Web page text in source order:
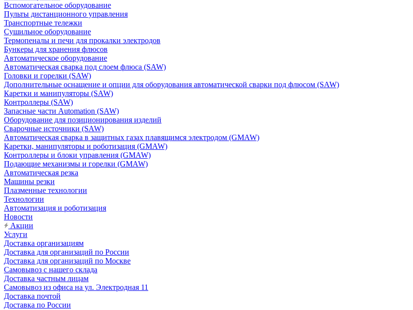
Вспомогательное оборудование
Пульты дистанционного управления
Транспортные тележки
Сушильное оборудование
Термопеналы и печи для прокалки электродов
Бункеры для хранения флюсов
Автоматическое оборудование
Автоматическая сварка под слоем флюса (SAW)
Головки и горелки (SAW)
Дополнительные оснащение и опции для оборудования автоматической сварки под флюсом (SAW)
Каретки и манипуляторы (SAW)
Контроллеры (SAW)
Запасные части Automation (SAW)
Оборудование для позиционирования изделий
Сварочные источники (SAW)
Автоматическая сварка в защитных газах плавящимся электродом (GMAW)
Каретки, манипуляторы и роботизация (GMAW)
Контроллеры и блоки управления (GMAW)
Подающие механизмы и горелки (GMAW)
Автоматическая резка
Машины резки
Плазменные технологии
Технологии
Автоматизация и роботизация
Новости
Акции
Услуги
Доставка организациям
Доставка для организаций по России
Доставка для организаций по Москве
Самовывоз с нашего склада
Доставка частным лицам
Самовывоз из офиса на ул. Электродная 11
Доставка почтой
Доставка по России